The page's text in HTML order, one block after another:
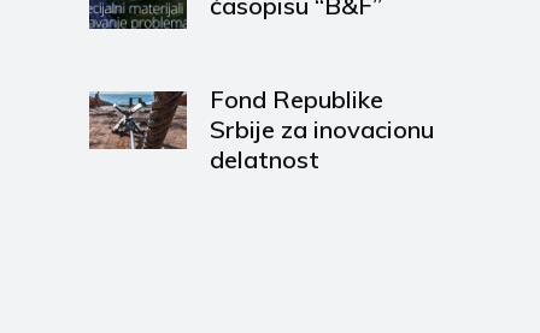
Fond Republike
Srbije za inovacionu
delatnost